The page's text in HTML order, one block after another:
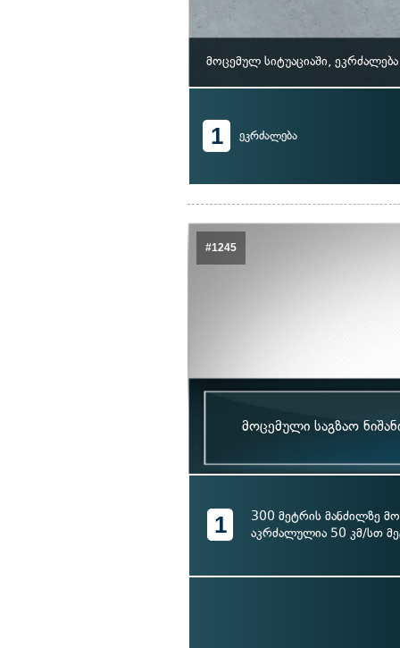
მოცემულ სიტუაციაში,
1 ეკრძალება
#1245
მოცემული საგზაო
1
300 მეტრის მანძილზე
აკრძალულია 50 კმ/სთ